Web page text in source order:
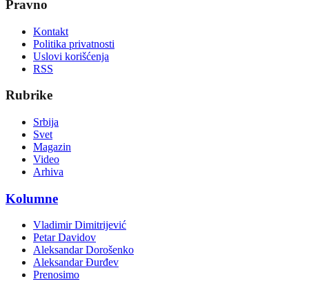
Pravno
Kontakt
Politika privatnosti
Uslovi korišćenja
RSS
Rubrike
Srbija
Svet
Magazin
Video
Arhiva
Kolumne
Vladimir Dimitrijević
Petar Davidov
Aleksandar Dorošenko
Aleksandar Đurđev
Prenosimo